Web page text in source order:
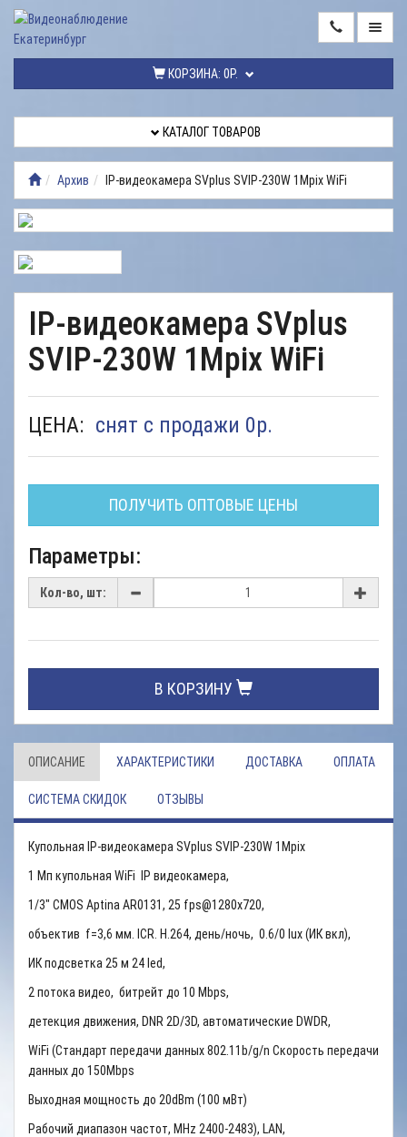
КОРЗИНА: 0Р.
ТОВАРОВ
ВИДЕОНАБЛЮДЕНИЯ
РЕМОНТ
ВИДЕОНАБЛЮДЕНИЯ
УСЛУГИ
НАШИ
РАБОТЫ
КОНТАКТЫ
КАТАЛОГ ТОВАРОВ
Архив IP-видеокамера SVplus SVIP-230W 1Mpix WiFi
IP-видеокамера SVplus
SVIP-230W 1Mpix WiFi
ЦЕНА: снят с продажи 0р.
ПОЛУЧИТЬ ОПТОВЫЕ ЦЕНЫ
Параметры:
Кол-во, шт:
В КОРЗИНУ
ОПИСАНИЕ ХАРАКТЕРИСТИКИ ДОСТАВКА ОПЛАТА
СИСТЕМА СКИДОК ОТЗЫВЫ
Купольная IP-видеокамера SVplus SVIP-230W 1Mpix
1 Мп купольная WiFi IP видеокамера,
1/3" CMOS Aptina AR0131, 25 fps@1280x720,
объектив f=3,6 мм. ICR. H.264, день/ночь, 0.6/0 lux (ИК вкл),
ИК подсветка 25 м 24 led,
2 потока видео, битрейт до 10 Mbps,
детекция движения, DNR 2D/3D, автоматические DWDR,
WiFi (Стандарт передачи данных 802.11b/g/n Скорость передачи
данных до 150Mbps
Выходная мощность до 20dBm (100 мВт)
Рабочий диапазон частот, MHz 2400-2483), LAN,